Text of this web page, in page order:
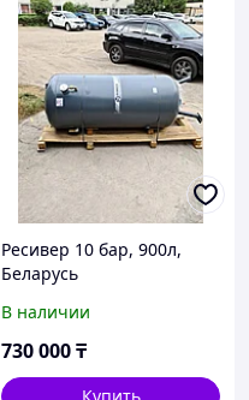
Ресивер 10 бар, 900л,
Беларусь
В наличии
730 000₸